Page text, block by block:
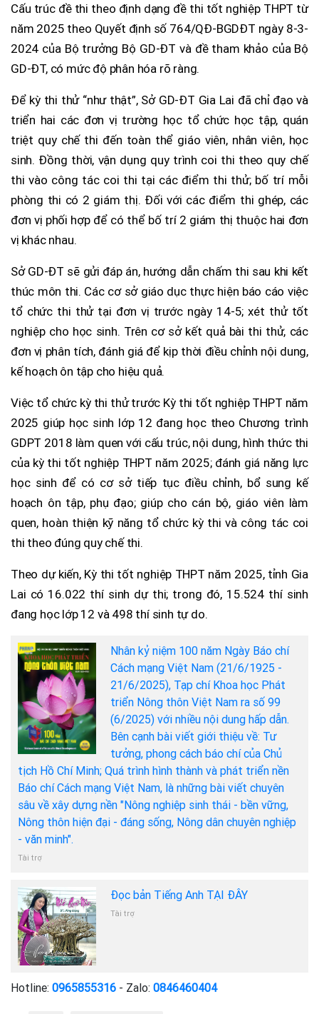
Cấu trúc đề thi theo định dạng đề thi tốt nghiệp THPT từ
năm 2025 theo Quyết định số 764/QĐ-BGDĐT ngày 8-3-
2024 của Bộ trưởng Bộ GD-ĐT và đề tham khảo của Bộ
GD-ĐT, có mức độ phân hóa rõ ràng.
Để kỳ thi thử “như thật”, Sở GD-ĐT Gia Lai đã chỉ đạo và
triển hai các đơn vị trường học tổ chức học tập, quán
triệt quy chế thi đến toàn thể giáo viên, nhân viên, học
sinh. Đồng thời, vận dụng quy trình coi thi theo quy chế
thi vào công tác coi thi tại các điểm thi thử; bố trí mỗi
phòng thi có 2 giám thị. Đối với các điểm thi ghép, các
đơn vị phối hợp để có thể bố trí 2 giám thị thuộc hai đơn
vị khác nhau.
Sở GD-ĐT sẽ gửi đáp án, hướng dẫn chấm thi sau khi kết
thúc môn thi. Các cơ sở giáo dục thực hiện báo cáo việc
tổ chức thi thử tại đơn vị trước ngày 14-5; xét thử tốt
nghiệp cho học sinh. Trên cơ sở kết quả bài thi thử, các
đơn vị phân tích, đánh giá để kịp thời điều chỉnh nội dung,
kế hoạch ôn tập cho hiệu quả.
Việc tổ chức kỳ thi thử trước Kỳ thi tốt nghiệp THPT năm
2025 giúp học sinh lớp 12 đang học theo Chương trình
GDPT 2018 làm quen với cấu trúc, nội dung, hình thức thi
của kỳ thi tốt nghiệp THPT năm 2025; đánh giá năng lực
học sinh để có cơ sở tiếp tục điều chỉnh, bổ sung kế
hoạch ôn tập, phụ đạo; giúp cho cán bộ, giáo viên làm
quen, hoàn thiện kỹ năng tổ chức kỳ thi và công tác coi
thi theo đúng quy chế thi.
Theo dự kiến, Kỳ thi tốt nghiệp THPT năm 2025, tỉnh Gia
Lai có 16.022 thí sinh dự thi; trong đó, 15.524 thí sinh
đang học lớp 12 và 498 thí sinh tự do.
Nhân kỷ niệm 100 năm Ngày Báo chí
Cách mạng Việt Nam (21/6/1925 -
21/6/2025), Tạp chí Khoa học Phát
triển Nông thôn Việt Nam ra số 99
(6/2025) với nhiều nội dung hấp dẫn.
Bên cạnh bài viết giới thiệu về: Tư
tưởng, phong cách báo chí của Chủ
tịch Hồ Chí Minh; Quá trình hình thành và phát triển nền
Báo chí Cách mạng Việt Nam, là những bài viết chuyên
sâu về xây dựng nền "Nông nghiệp sinh thái - bền vững,
Nông thôn hiện đại - đáng sống, Nông dân chuyên nghiệp
- văn minh".
Tài trợ
Đọc bản Tiếng Anh TẠI ĐÂY
Tài trợ
Hotline: 0965855316 - Zalo: 0846460404